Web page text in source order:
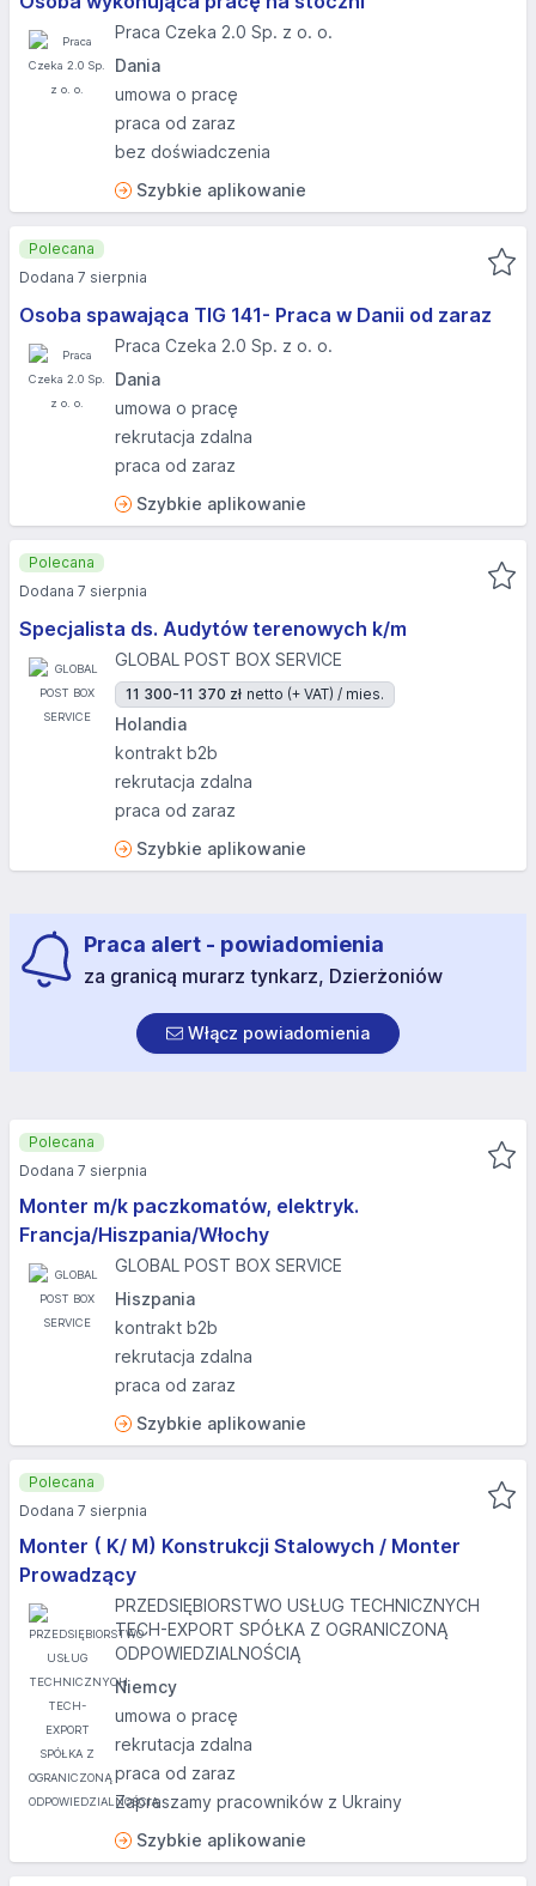
Praca Czeka 2.0 Sp. z o. o.
Dania
umowa o pracę
praca od zaraz
bez doświadczenia
Szybkie aplikowanie
Osoba spawająca TIG 141- Praca w Danii od zaraz
Praca Czeka 2.0 Sp. z o. o.
Dania
umowa o pracę
rekrutacja zdalna
praca od zaraz
Szybkie aplikowanie
Polecana
Dodana 7 sierpnia
Specjalista ds. Audytów terenowych k/m
GLOBAL POST BOX SERVICE
11 300-11 370 zł netto (+ VAT) / mies.
Holandia
kontrakt b2b
rekrutacja zdalna
praca od zaraz
Szybkie aplikowanie
Polecana
Dodana 7 sierpnia
Praca alert - powiadomienia
za granicą murarz tynkarz, Dzierżoniów
Włącz powiadomienia
Monter m/k paczkomatów, elektryk.
Francja/Hiszpania/Włochy
GLOBAL POST BOX SERVICE
Hiszpania
kontrakt b2b
rekrutacja zdalna
praca od zaraz
Szybkie aplikowanie
Polecana
Dodana 7 sierpnia
Monter ( K/ M) Konstrukcji Stalowych / Monter
Prowadzący
PRZEDSIĘBIORSTWO USŁUG TECHNICZNYCH
TECH-EXPORT SPÓŁKA Z OGRANICZONĄ
ODPOWIEDZIALNOŚCIĄ
Niemcy
umowa o pracę
rekrutacja zdalna
praca od zaraz
Zapraszamy pracowników z Ukrainy
Szybkie aplikowanie
Polecana
Dodana 7 sierpnia